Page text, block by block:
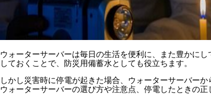
ウォーターサーバーは毎日の生活を便利に、また豊かに
しておくことで、防災用備蓄水としても役立ちます。
しかし災害時に停電が起きた場合、ウォーターサーバー
ウォーターサーバーの選び方や注意点、停電したときの正